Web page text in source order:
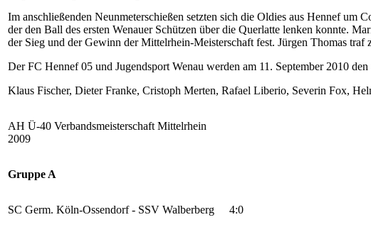
Im anschließenden Neunmeterschießen setzten sich die Oldies aus Hennef um
der den Ball des ersten Wenauer Schützen über die Querlatte lenken konnte.
der Sieg und der Gewinn der Mittelrhein-Meisterschaft fest. Jürgen Thomas traf
Der FC Hennef 05 und Jugendsport Wenau werden am 11. September 2010
Klaus Fischer, Dieter Franke, Cristoph Merten, Rafael Liberio, Severin Fox,
AH Ü-40 Verbandsmeisterschaft Mittelrhein
2009
Gruppe A
SC Germ. Köln-Ossendorf - SSV Walberberg 4:0